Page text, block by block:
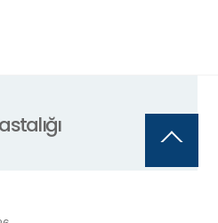
Back
Top